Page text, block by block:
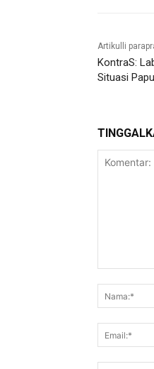
Artikulli
KontraS:
Situasi